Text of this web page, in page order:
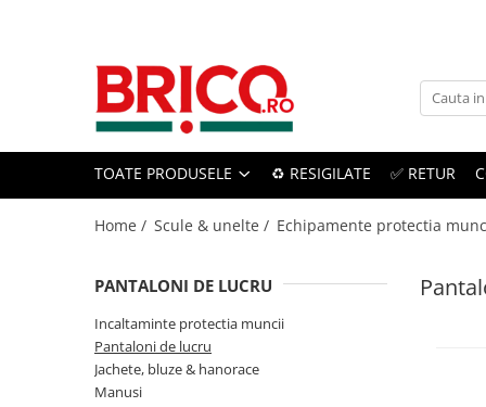
Toate Produsele
Baterii sanitare
Baterii bideu si dus igienic
TOATE PRODUSELE ♻️ RESIGILATE ✅ RETUR
Home / Scule & unelte / Echipamente protectia
PANTALONI DE LUCRU
Incaltaminte protectia muncii
Pantaloni de lucru
Jachete, bluze & hanorace
Manusi